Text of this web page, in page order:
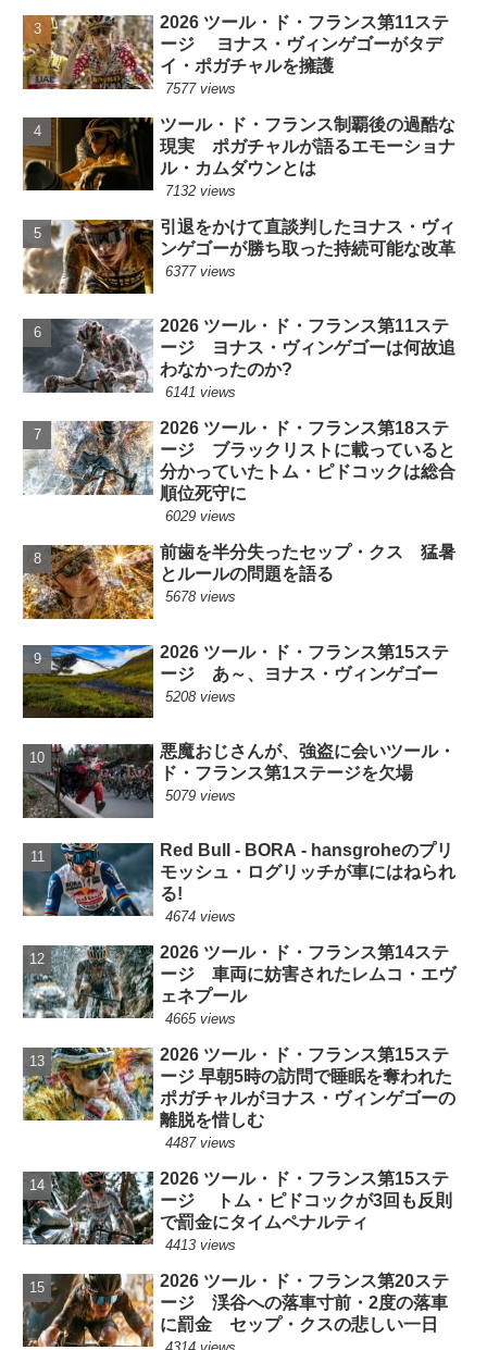
2026 ツール・ド・フランス第11ステ
ージ ヨナス・ヴィンゲゴーがタデ
イ・ポガチャルを擁護
7577 views
ツール・ド・フランス制覇後の過酷な
現実 ポガチャルが語るエモーショナ
ル・カムダウンとは
7132 views
引退をかけて直談判したヨナス・ヴィ
ンゲゴーが勝ち取った持続可能な改革
6377 views
2026 ツール・ド・フランス第11ステ
ージ ヨナス・ヴィンゲゴーは何故追
わなかったのか?
6141 views
2026 ツール・ド・フランス第18ステ
ージ ブラックリストに載っていると
分かっていたトム・ピドコックは総合
順位死守に
6029 views
前歯を半分失ったセップ・クス 猛暑
とルールの問題を語る
5678 views
2026 ツール・ド・フランス第15ステ
ージ あ～、ヨナス・ヴィンゲゴー
5208 views
悪魔おじさんが、強盗に会いツール・
ド・フランス第1ステージを欠場
5079 views
Red Bull - BORA - hansgroheのプリ
モッシュ・ログリッチが車にはねられ
る!
4674 views
2026 ツール・ド・フランス第14ステ
ージ 車両に妨害されたレムコ・エヴ
ェネプール
4665 views
2026 ツール・ド・フランス第15ステ
ージ 早朝5時の訪問で睡眠を奪われた
ポガチャルがヨナス・ヴィンゲゴーの
離脱を惜しむ
4487 views
2026 ツール・ド・フランス第15ステ
ージ トム・ピドコックが3回も反則
で罰金にタイムペナルティ
4413 views
2026 ツール・ド・フランス第20ステ
ージ 渓谷への落車寸前・2度の落車
に罰金 セップ・クスの悲しい一日